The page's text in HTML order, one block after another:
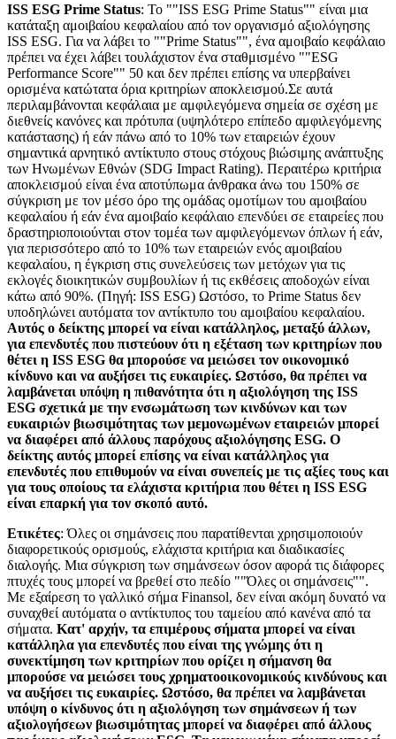
ISS ESG Prime Status: Το ""ISS ESG Prime Status"" είναι μια
κατάταξη αμοιβαίου κεφαλαίου από τον οργανισμό αξιολόγησης
ISS ESG. Για να λάβει το ""Prime Status"", ένα αμοιβαίο κεφάλαιο
πρέπει να έχει λάβει τουλάχιστον ένα σταθμισμένο ""ESG
Performance Score"" 50 και δεν πρέπει επίσης να υπερβαίνει
ορισμένα κατώτατα όρια κριτηρίων αποκλεισμού.Σε αυτά
περιλαμβάνονται κεφάλαια με αμφιλεγόμενα σημεία σε σχέση με
διεθνείς κανόνες και πρότυπα (υψηλότερο επίπεδο αμφιλεγόμενης
κατάστασης) ή εάν πάνω από το 10% των εταιρειών έχουν
σημαντικά αρνητικό αντίκτυπο στους στόχους βιώσιμης ανάπτυξης
των Ηνωμένων Εθνών (SDG Impact Rating). Περαιτέρω κριτήρια
αποκλεισμού είναι ένα αποτύπωμα άνθρακα άνω του 150% σε
σύγκριση με τον μέσο όρο της ομάδας ομοτίμων του αμοιβαίου
κεφαλαίου ή εάν ένα αμοιβαίο κεφάλαιο επενδύει σε εταιρείες που
δραστηριοποιούνται στον τομέα των αμφιλεγόμενων όπλων ή εάν,
για περισσότερο από το 10% των εταιρειών ενός αμοιβαίου
κεφαλαίου, η έγκριση στις συνελεύσεις των μετόχων για τις
εκλογές διοικητικών συμβουλίων ή τις εκθέσεις αποδοχών είναι
κάτω από 90%. (Πηγή: ISS ESG) Ωστόσο, το Prime Status δεν
υποδηλώνει αυτόματα τον αντίκτυπο του αμοιβαίου κεφαλαίου.
Αυτός ο δείκτης μπορεί να είναι κατάλληλος, μεταξύ άλλων,
για επενδυτές που πιστεύουν ότι η εξέταση των κριτηρίων που
θέτει η ISS ESG θα μπορούσε να μειώσει τον οικονομικό
κίνδυνο και να αυξήσει τις ευκαιρίες. Ωστόσο, θα πρέπει να
λαμβάνεται υπόψη η πιθανότητα ότι η αξιολόγηση της ISS
ESG σχετικά με την ενσωμάτωση των κινδύνων και των
ευκαιριών βιωσιμότητας των μεμονωμένων εταιρειών μπορεί
να διαφέρει από άλλους παρόχους αξιολόγησης ESG. Ο
δείκτης αυτός μπορεί επίσης να είναι κατάλληλος για
επενδυτές που επιθυμούν να είναι συνεπείς με τις αξίες τους και
για τους οποίους τα ελάχιστα κριτήρια που θέτει η ISS ESG
είναι επαρκή για τον σκοπό αυτό.
Ετικέτες: Όλες οι σημάνσεις που παρατίθενται χρησιμοποιούν
διαφορετικούς ορισμούς, ελάχιστα κριτήρια και διαδικασίες
διαλογής. Μια σύγκριση των σημάνσεων όσον αφορά τις διάφορες
πτυχές τους μπορεί να βρεθεί στο πεδίο ""Όλες οι σημάνσεις"".
Με εξαίρεση το γαλλικό σήμα Finansol, δεν είναι ακόμη δυνατό να
συναχθεί αυτόματα ο αντίκτυπος του ταμείου από κανένα από τα
σήματα. Κατ' αρχήν, τα επιμέρους σήματα μπορεί να είναι
κατάλληλα για επενδυτές που είναι της γνώμης ότι η
συνεκτίμηση των κριτηρίων που ορίζει η σήμανση θα
μπορούσε να μειώσει τους χρηματοοικονομικούς κινδύνους και
να αυξήσει τις ευκαιρίες. Ωστόσο, θα πρέπει να λαμβάνεται
υπόψη ο κίνδυνος ότι η αξιολόγηση των σημάνσεων ή των
αξιολογήσεων βιωσιμότητας μπορεί να διαφέρει από άλλους